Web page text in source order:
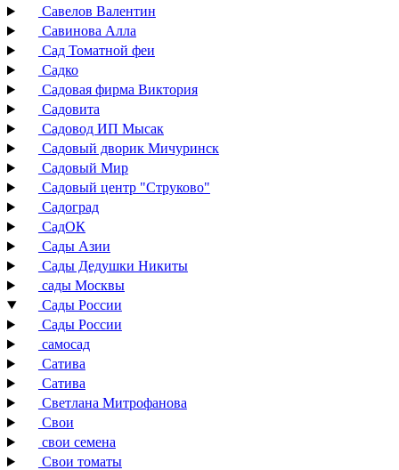
Савелов Валентин
Савинова Алла
Сад Томатной феи
Садко
Садовая фирма Виктория
Садовита
Садовод ИП Мысак
Садовый дворик Мичуринск
Садовый Мир
Садовый центр "Струково"
Садоград
СадОК
Сады Азии
Сады Дедушки Никиты
сады Москвы
Сады России
Сады России
самосад
Сатива
Сатива
Светлана Митрофанова
Свои
свои семена
Свои томаты